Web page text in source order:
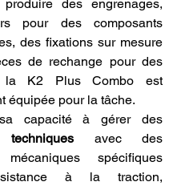
des engrenages,
pour des composants
des fixations sur mesure
de rechange pour des
la K2 Plus Combo est
équipée pour la tâche.
avec des
mécaniques spécifiques
à la traction,